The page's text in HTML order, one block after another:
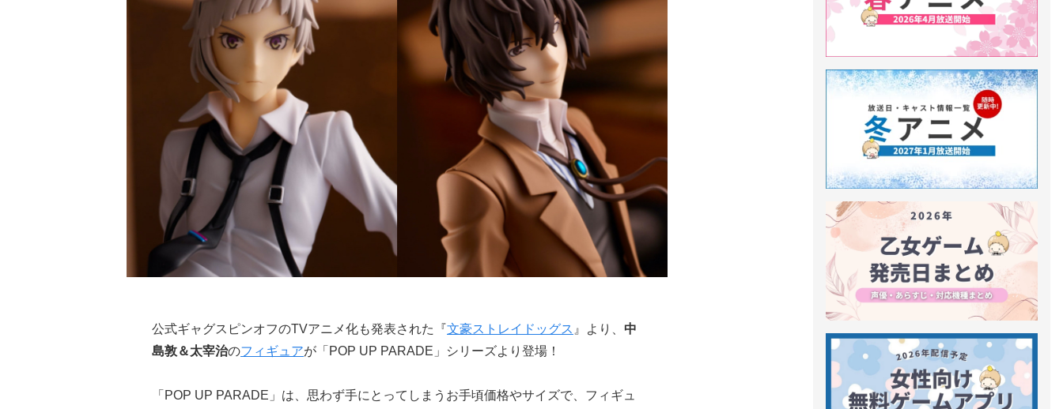
公式ギャグスピンオフのTVアニメ化も発表された『文豪ストレイドッグス 』より、 中
島敦＆太宰治のフィギュアが「POP UP PARADE」シリーズより登場！
「POP UP PARADE」は、思わず手にとってしまうお手頃価格やサイズで、フィギュ